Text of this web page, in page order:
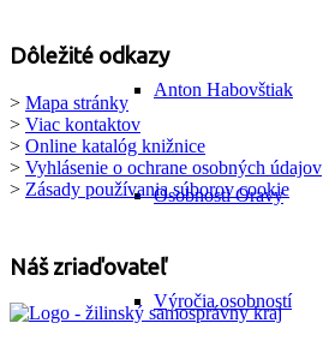
Anton Habovštiak
Osobnosti Oravy
Výročia osobností
Dôležité odkazy
> Mapa stránky
> Viac kontaktov
> Online katalóg knižnice
> Vyhlásenie o ochrane osobných údajov
> Zásady používania súborov cookie
Náš zriaďovateľ